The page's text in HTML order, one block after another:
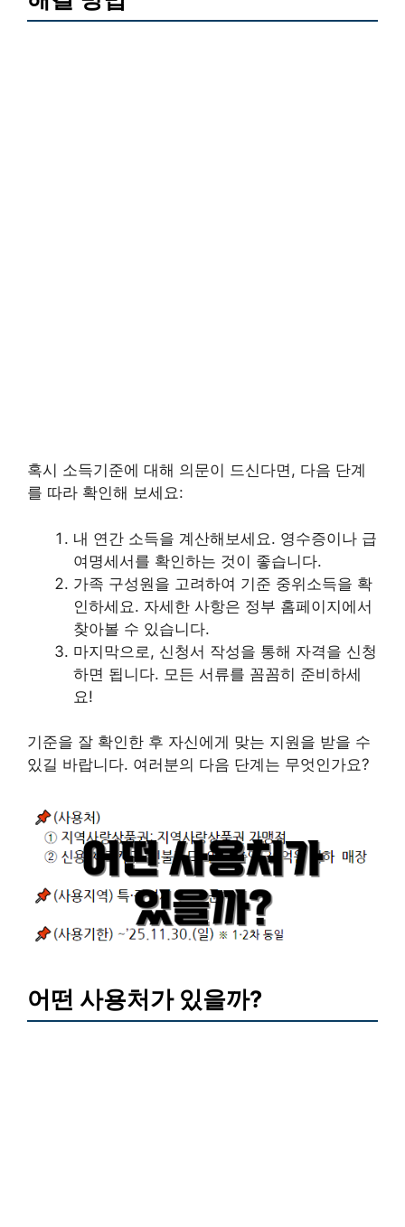
혹시 소득기준에 대해 의문이 드신다면, 다음 단계
를 따라 확인해 보세요:
내 연간 소득을 계산해보세요. 영수증이나 급
여명세서를 확인하는 것이 좋습니다.
가족 구성원을 고려하여 기준 중위소득을 확
인하세요. 자세한 사항은 정부 홈페이지에서
찾아볼 수 있습니다.
마지막으로, 신청서 작성을 통해 자격을 신청
하면 됩니다. 모든 서류를 꼼꼼히 준비하세
요!
기준을 잘 확인한 후 자신에게 맞는 지원을 받을 수
있길 바랍니다. 여러분의 다음 단계는 무엇인가요?
어떤 사용처가 있을까?